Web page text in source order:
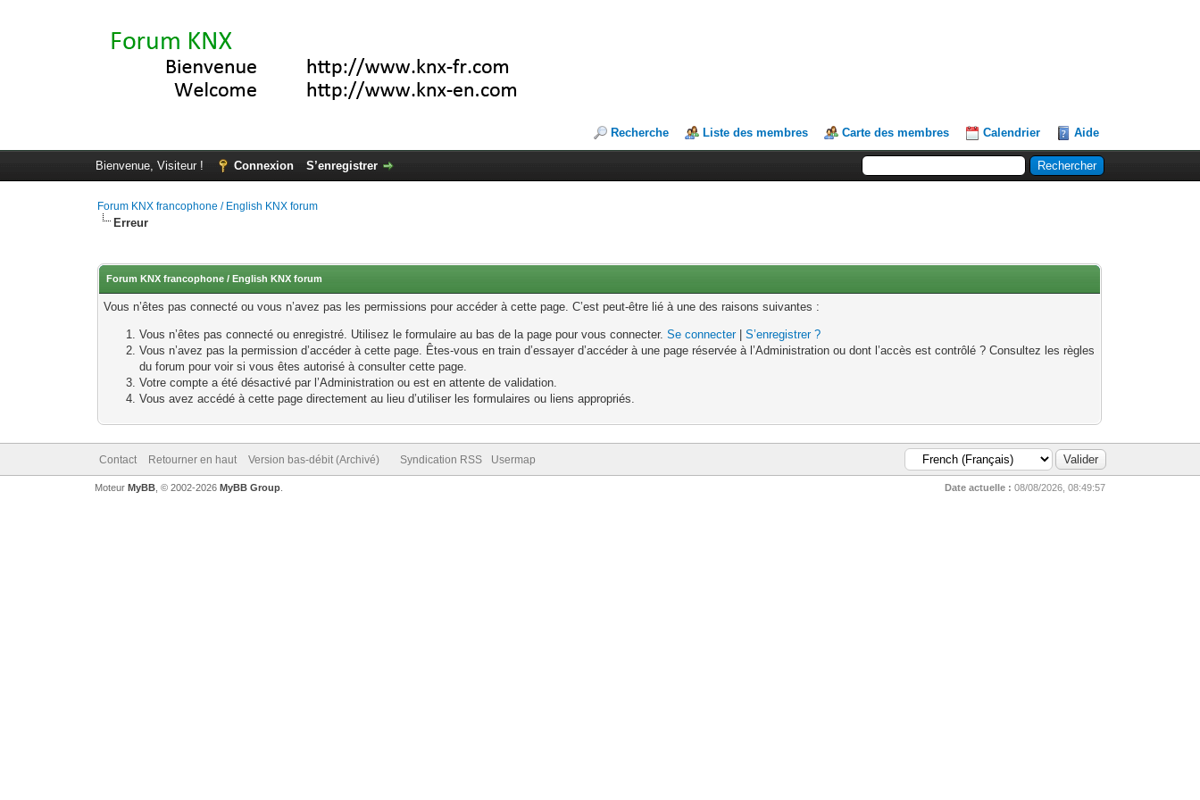
Recherche Liste des membres Carte des membres Calendrier Aide
Bienvenue, Visiteur ! Connexion S’enregistrer
Forum KNX francophone / English KNX forum
Erreur
Forum KNX francophone / English KNX forum
Vous n’êtes pas connecté ou vous n’avez pas les permissions pour accéder à cette page. C’est peut-être lié à une des raisons suivantes :
Vous n’êtes pas connecté ou enregistré. Utilisez le formulaire au bas de la page pour vous connecter.Se connecter|S’enregistrer ?
Vous n’avez pas la permission d’accéder à cette page. Êtes-vous en train d’essayer d’accéder à une page réservée à l’Administration ou dont l’accès est contrôlé ? Consultez les règles
du forum pour voir si vous êtes autorisé à consulter cette page.
Votre compte a été désactivé par l’Administration ou est en attente de validation.
Vous avez accédé à cette page directement au lieu d’utiliser les formulaires ou liens appropriés.
Contact Retourner en haut Version bas-débit (Archivé) Syndication RSS Usermap
Date actuelle : 08/08/2026, 08:49:57
Moteur MyBB, © 2002-2026 MyBB Group.